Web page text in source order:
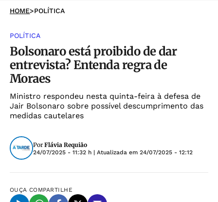
HOME>POLÍTICA
POLÍTICA
Bolsonaro está proibido de dar
entrevista? Entenda regra de
Moraes
Ministro respondeu nesta quinta-feira à defesa de
Jair Bolsonaro sobre possível descumprimento das
medidas cautelares
Por Flávia Requião
24/07/2025 - 11:32 h | Atualizada em 24/07/2025 - 12:12
OUÇA COMPARTILHE